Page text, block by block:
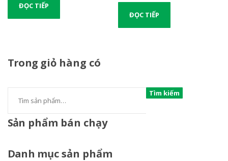
ĐỌC TIẾP
ĐỌC TIẾP
Trong giỏ hàng có
Tìm kiếm
Sản phẩm bán chạy
Danh mục sản phẩm